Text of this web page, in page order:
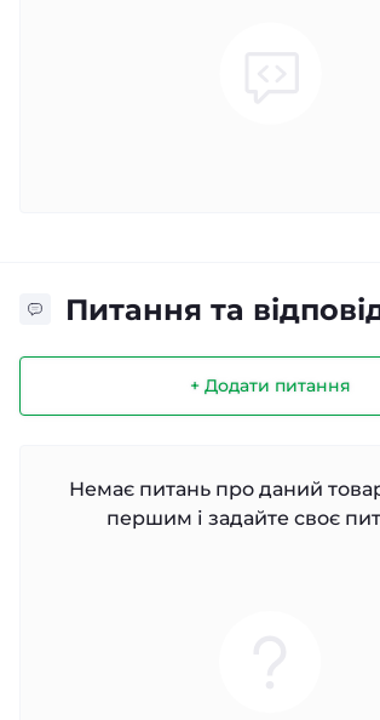
Питання та
+ Додати питання
Немає питань про даний
першим і задайте своє